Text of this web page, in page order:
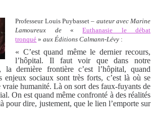
Professeur Louis Puybasset – auteur avec Marine
Lamoureux de«Euthanasie le débat
tronqué » aux Éditions Calmann-Lévy :
« C’est quand même le dernier recours,
l’hôpital. Il faut voir que dans notre
la dernière frontière c’est l’hôpital, quand
enjeux sociaux sont très forts, c’est là où se
humanité. Là on sort des faux-fuyants de
On est quand même confronté à des réalités
pour dire, justement, que le lien l’emporte sur